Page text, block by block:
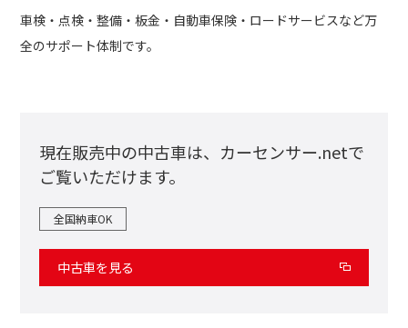
車検・点検・整備・板金・自動車保険・ロードサービスなど万
全のサポート体制です。
現在販売中の中古車は、 カーセンサー.netで
ご覧いただけます。
全国納車OK
中古車を見る